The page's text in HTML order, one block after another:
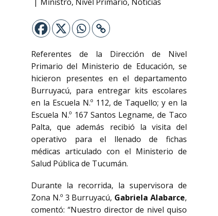
Ministro, Nivel Primario, Noticias
Referentes de la Dirección de Nivel
Primario del Ministerio de Educación, se
hicieron presentes en el departamento
Burruyacú, para entregar kits escolares
en la Escuela N.º 112, de Taquello; y en la
Escuela N.º 167 Santos Legname, de Taco
Palta, que además recibió la visita del
operativo para el llenado de fichas
médicas articulado con el Ministerio de
Salud Pública de Tucumán.
Durante la recorrida, la supervisora de
Zona N.º 3 Burruyacú, Gabriela Alabarce,
comentó: “Nuestro director de nivel quiso